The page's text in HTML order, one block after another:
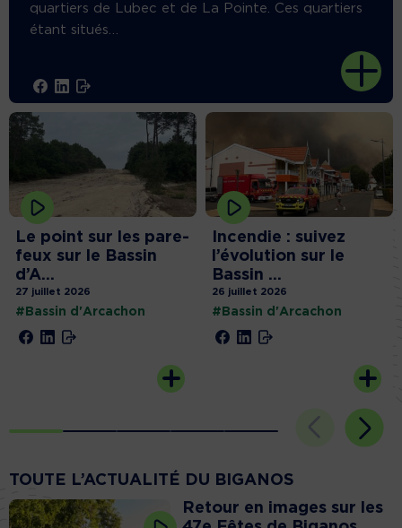
quartiers de Lubec et de La Pointe. Ces quartiers
étant situés
Le point sur les pare-
feux sur le Bassin
d’A...
27 juillet 2026
#Bassin d'Arcachon
Incendie : suivez
l’évolution sur le
Bassin ...
26 juillet 2026
#Bassin d'Arcachon
TOUTE L’ACTUALITÉ DU BIGANOS
Retour en images sur les